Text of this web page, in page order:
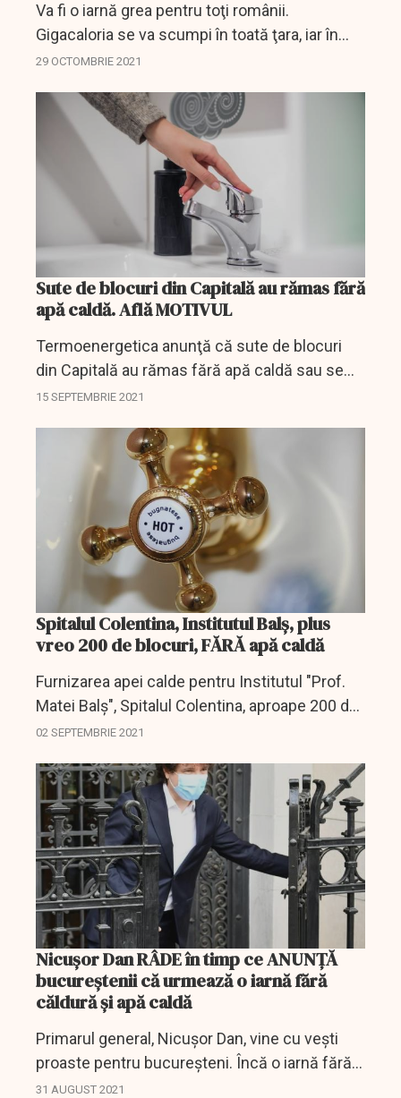
Va fi o iarnă grea pentru toţi românii.
Gigacaloria se va scumpi în toată ţara, iar în
unele oraşe preţul va fi chiar dublu.
29 OCTOMBRIE 2021
Sute de blocuri din Capitală au rămas fără
apă caldă. Află MOTIVUL
Termoenergetica anunţă că sute de blocuri
din Capitală au rămas fără apă caldă sau se
confruntă cu o furnizare deficitară a acesteia,
15 SEPTEMBRIE 2021
Spitalul Colentina, Institutul Balș, plus
vreo 200 de blocuri, FĂRĂ apă caldă
Furnizarea apei calde pentru Institutul "Prof.
Matei Balş", Spitalul Colentina, aproape 200 de
blocuri şi mai multe instituţii va fi oprită pentru
02 SEPTEMBRIE 2021
Nicușor Dan RÂDE în timp ce ANUNȚĂ
bucureștenii că urmează o iarnă fără
căldură şi apă caldă
Primarul general, Nicuşor Dan, vine cu veşti
proaste pentru bucureşteni. Încă o iarnă fără
căldură şi apă caldă. Primarul ales dă vina pe
31 AUGUST 2021